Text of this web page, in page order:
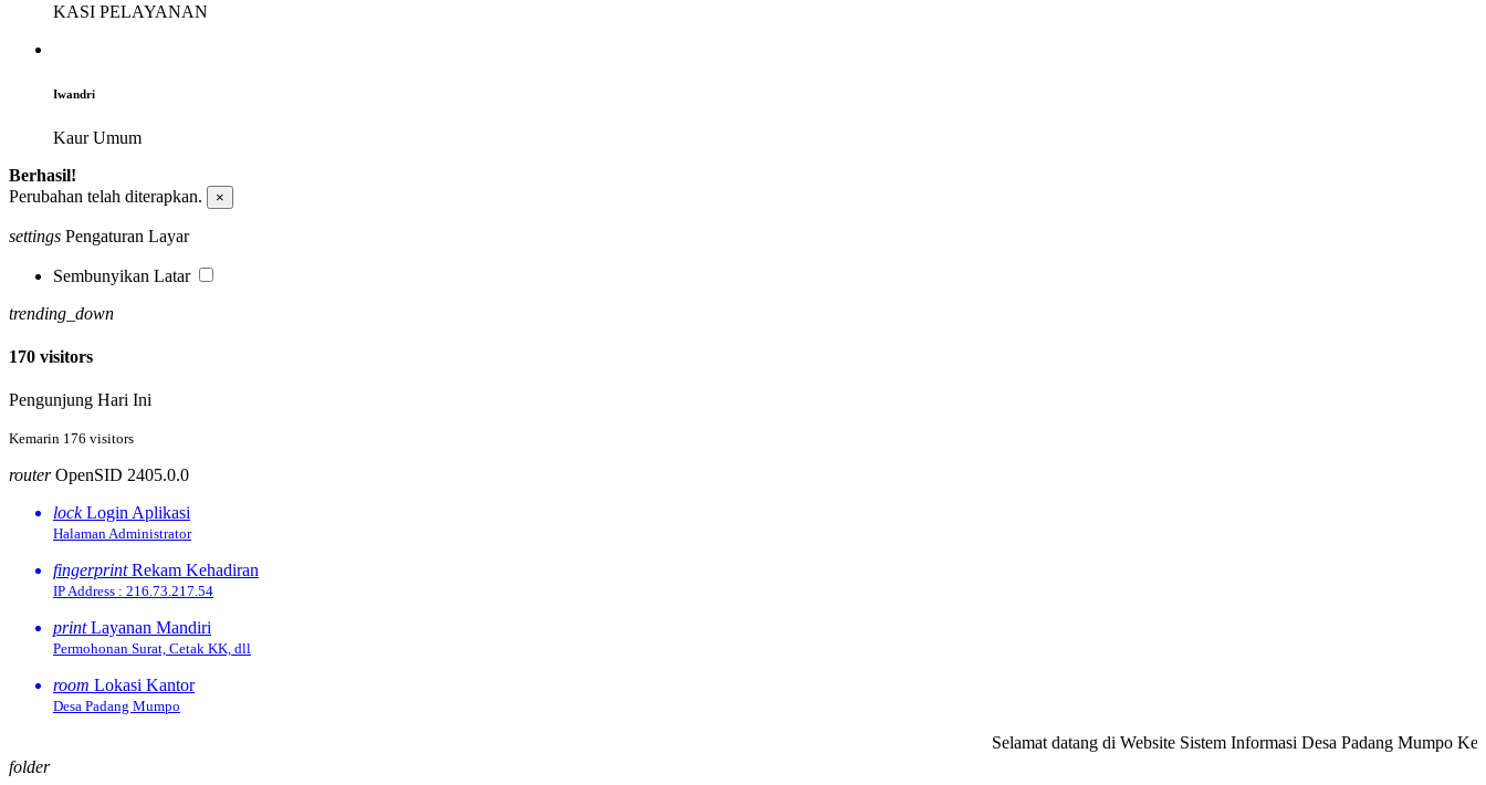
KASI PELAYANAN
Iwandri
Kaur Umum
Berhasil!
Perubahan telah diterapkan.
×
settings Pengaturan Layar
Sembunyikan Latar
trending_down
170 visitors
Pengunjung Hari Ini
Kemarin 176 visitors
routerOpenSID 2405.0.0
lockLogin Aplikasi
Halaman Administrator
fingerprintRekam Kehadiran
IP Address : 216.73.217.54
printLayanan Mandiri
Permohonan Surat, Cetak KK, dll
room Lokasi Kantor
Desa Padang Mumpo
Selamat datang di Website Sistem Informasi Desa Padang Mumpo Kecamatan
folder